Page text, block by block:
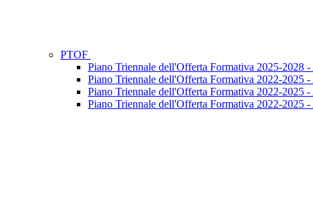
PTOF
Piano Triennale dell'Offerta Formativa 2025-2028
Piano Triennale dell'Offerta Formativa 2022-2025
Piano Triennale dell'Offerta Formativa 2022-2025
Piano Triennale dell'Offerta Formativa 2022-2025